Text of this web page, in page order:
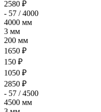
2580 ₽
- 57 / 4000
4000 мм
3 мм
200 мм
1650 ₽
150 ₽
1050 ₽
2850 ₽
- 57 / 4500
4500 мм